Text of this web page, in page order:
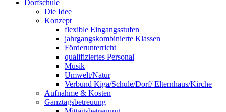
Dorfschule
Die Idee
Konzept
flexible Eingangsstufen
jahrgangskombinierte Klassen
Förderunterricht
qualifiziertes Personal
Musik
Umwelt/Natur
Verbund Kiga/Schule/Dorf/ Elternhaus/Kirche
Aufnahme & Kosten
Ganztagsbetreuung